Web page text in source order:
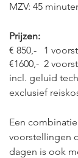
MZV: 45
Prijzen:
€ 850,- 1
€1600,- 2
incl. geluid
exclusief
Een
voorstellingen
dagen is ook